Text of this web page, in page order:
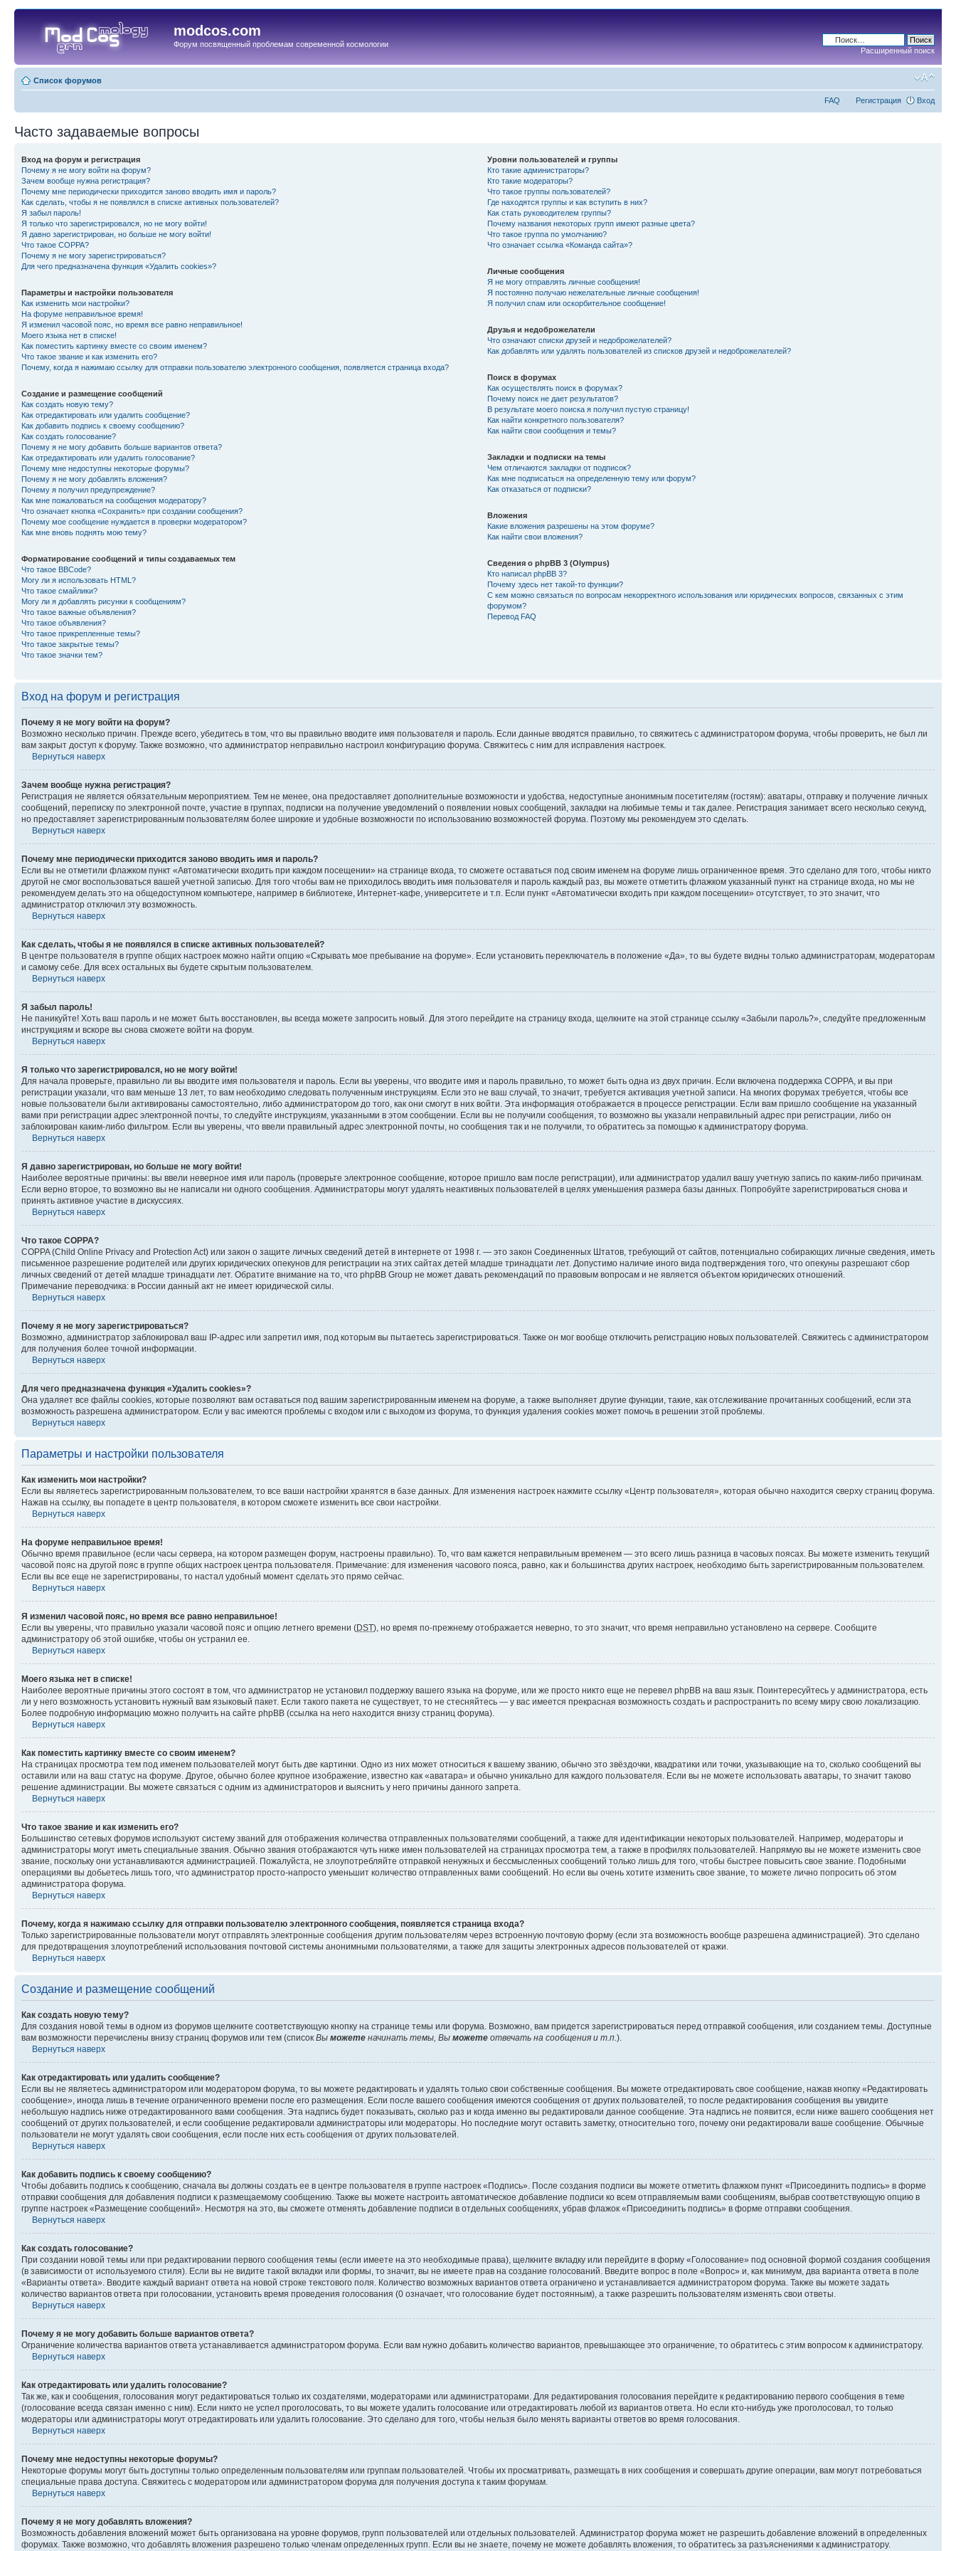
modcos.com
Форум посвященный проблемам современной космологии
Расширенный поиск
Список форумов
FAQ Регистрация Вход
Часто задаваемые вопросы
Вход на форум и регистрация
Почему я не могу войти на форум?
Зачем вообще нужна регистрация?
Почему мне периодически приходится заново вводить имя и пароль?
Как сделать, чтобы я не появлялся в списке активных пользователей?
Я забыл пароль!
Я только что зарегистрировался, но не могу войти!
Я давно зарегистрирован, но больше не могу войти!
Что такое COPPA?
Почему я не могу зарегистрироваться?
Для чего предназначена функция «Удалить cookies»?
Параметры и настройки пользователя
Как изменить мои настройки?
На форуме неправильное время!
Я изменил часовой пояс, но время все равно неправильное!
Моего языка нет в списке!
Как поместить картинку вместе со своим именем?
Что такое звание и как изменить его?
Почему, когда я нажимаю ссылку для отправки пользователю электронного сообщения, появляется страница входа?
Создание и размещение сообщений
Как создать новую тему?
Как отредактировать или удалить сообщение?
Как добавить подпись к своему сообщению?
Как создать голосование?
Почему я не могу добавить больше вариантов ответа?
Как отредактировать или удалить голосование?
Почему мне недоступны некоторые форумы?
Почему я не могу добавлять вложения?
Почему я получил предупреждение?
Как мне пожаловаться на сообщения модератору?
Что означает кнопка «Сохранить» при создании сообщения?
Почему мое сообщение нуждается в проверки модератором?
Как мне вновь поднять мою тему?
Форматирование сообщений и типы создаваемых тем
Что такое BBCode?
Могу ли я использовать HTML?
Что такое смайлики?
Могу ли я добавлять рисунки к сообщениям?
Что такое важные объявления?
Что такое объявления?
Что такое прикрепленные темы?
Что такое закрытые темы?
Что такое значки тем?
Уровни пользователей и группы
Кто такие администраторы?
Кто такие модераторы?
Что такое группы пользователей?
Где находятся группы и как вступить в них?
Как стать руководителем группы?
Почему названия некоторых групп имеют разные цвета?
Что такое группа по умолчанию?
Что означает ссылка «Команда сайта»?
Личные сообщения
Я не могу отправлять личные сообщения!
Я постоянно получаю нежелательные личные сообщения!
Я получил спам или оскорбительное сообщение!
Друзья и недоброжелатели
Что означают списки друзей и недоброжелателей?
Как добавлять или удалять пользователей из списков друзей и недоброжелателей?
Поиск в форумах
Как осуществлять поиск в форумах?
Почему поиск не дает результатов?
В результате моего поиска я получил пустую страницу!
Как найти конкретного пользователя?
Как найти свои сообщения и темы?
Закладки и подписки на темы
Чем отличаются закладки от подписок?
Как мне подписаться на определенную тему или форум?
Как отказаться от подписки?
Вложения
Какие вложения разрешены на этом форуме?
Как найти свои вложения?
Сведения о phpBB 3 (Olympus)
Кто написал phpBB 3?
Почему здесь нет такой-то функции?
С кем можно связаться по вопросам некорректного использования или юридических вопросов, связанных с этим
форумом?
Перевод FAQ
Вход на форум и регистрация
Почему я не могу войти на форум?
Возможно несколько причин. Прежде всего, убедитесь в том, что вы правильно вводите имя пользователя и пароль. Если данные вводятся правильно, то свяжитесь с администратором форума, чтобы проверить, не был ли
вам закрыт доступ к форуму. Также возможно, что администратор неправильно настроил конфигурацию форума. Свяжитесь с ним для исправления настроек.
Вернуться наверх
Зачем вообще нужна регистрация?
Регистрация не является обязательным мероприятием. Тем не менее, она предоставляет дополнительные возможности и удобства, недоступные анонимным посетителям (гостям): аватары, отправку и получение личных
сообщений, переписку по электронной почте, участие в группах, подписки на получение уведомлений о появлении новых сообщений, закладки на любимые темы и так далее. Регистрация занимает всего несколько секунд,
но предоставляет зарегистрированным пользователям более широкие и удобные возможности по использованию возможностей форума. Поэтому мы рекомендуем это сделать.
Вернуться наверх
Почему мне периодически приходится заново вводить имя и пароль?
Если вы не отметили флажком пункт «Автоматически входить при каждом посещении» на странице входа, то сможете оставаться под своим именем на форуме лишь ограниченное время. Это сделано для того, чтобы никто
другой не смог воспользоваться вашей учетной записью. Для того чтобы вам не приходилось вводить имя пользователя и пароль каждый раз, вы можете отметить флажком указанный пункт на странице входа, но мы не
рекомендуем делать это на общедоступном компьютере, например в библиотеке, Интернет-кафе, университете и т.п. Если пункт «Автоматически входить при каждом посещении» отсутствует, то это значит, что
администратор отключил эту возможность.
Вернуться наверх
Как сделать, чтобы я не появлялся в списке активных пользователей?
В центре пользователя в группе общих настроек можно найти опцию «Скрывать мое пребывание на форуме». Если установить переключатель в положение «Да», то вы будете видны только администраторам, модераторам
и самому себе. Для всех остальных вы будете скрытым пользователем.
Вернуться наверх
Я забыл пароль!
Не паникуйте! Хоть ваш пароль и не может быть восстановлен, вы всегда можете запросить новый. Для этого перейдите на страницу входа, щелкните на этой странице ссылку «Забыли пароль?», следуйте предложенным
инструкциям и вскоре вы снова сможете войти на форум.
Вернуться наверх
Я только что зарегистрировался, но не могу войти!
Для начала проверьте, правильно ли вы вводите имя пользователя и пароль. Если вы уверены, что вводите имя и пароль правильно, то может быть одна из двух причин. Если включена поддержка COPPA, и вы при
регистрации указали, что вам меньше 13 лет, то вам необходимо следовать полученным инструкциям. Если это не ваш случай, то значит, требуется активация учетной записи. На многих форумах требуется, чтобы все
новые пользователи были активированы самостоятельно, либо администратором до того, как они смогут в них войти. Эта информация отображается в процессе регистрации. Если вам пришло сообщение на указанный
вами при регистрации адрес электронной почты, то следуйте инструкциям, указанными в этом сообщении. Если вы не получили сообщения, то возможно вы указали неправильный адрес при регистрации, либо он
заблокирован каким-либо фильтром. Если вы уверены, что ввели правильный адрес электронной почты, но сообщения так и не получили, то обратитесь за помощью к администратору форума.
Вернуться наверх
Я давно зарегистрирован, но больше не могу войти!
Наиболее вероятные причины: вы ввели неверное имя или пароль (проверьте электронное сообщение, которое пришло вам после регистрации), или администратор удалил вашу учетную запись по каким-либо причинам.
Если верно второе, то возможно вы не написали ни одного сообщения. Администраторы могут удалять неактивных пользователей в целях уменьшения размера базы данных. Попробуйте зарегистрироваться снова и
принять активное участие в дискуссиях.
Вернуться наверх
Что такое COPPA?
COPPA (Child Online Privacy and Protection Act) или закон о защите личных сведений детей в интернете от 1998 г. — это закон Соединенных Штатов, требующий от сайтов, потенциально собирающих личные сведения, иметь
письменное разрешение родителей или других юридических опекунов для регистрации на этих сайтах детей младше тринадцати лет. Допустимо наличие иного вида подтверждения того, что опекуны разрешают сбор
личных сведений от детей младше тринадцати лет. Обратите внимание на то, что phpBB Group не может давать рекомендаций по правовым вопросам и не является объектом юридических отношений.
Примечание переводчика: в России данный акт не имеет юридической силы.
Вернуться наверх
Почему я не могу зарегистрироваться?
Возможно, администратор заблокировал ваш IP-адрес или запретил имя, под которым вы пытаетесь зарегистрироваться. Также он мог вообще отключить регистрацию новых пользователей. Свяжитесь с администратором
для получения более точной информации.
Вернуться наверх
Для чего предназначена функция «Удалить cookies»?
Она удаляет все файлы cookies, которые позволяют вам оставаться под вашим зарегистрированным именем на форуме, а также выполняет другие функции, такие, как отслеживание прочитанных сообщений, если эта
возможность разрешена администратором. Если у вас имеются проблемы с входом или с выходом из форума, то функция удаления cookies может помочь в решении этой проблемы.
Вернуться наверх
Параметры и настройки пользователя
Как изменить мои настройки?
Если вы являетесь зарегистрированным пользователем, то все ваши настройки хранятся в базе данных. Для изменения настроек нажмите ссылку «Центр пользователя», которая обычно находится сверху страниц форума.
Нажав на ссылку, вы попадете в центр пользователя, в котором сможете изменить все свои настройки.
Вернуться наверх
На форуме неправильное время!
Обычно время правильное (если часы сервера, на котором размещен форум, настроены правильно). То, что вам кажется неправильным временем — это всего лишь разница в часовых поясах. Вы можете изменить текущий
часовой пояс на другой пояс в группе общих настроек центра пользователя. Примечание: для изменения часового пояса, равно, как и большинства других настроек, необходимо быть зарегистрированным пользователем.
Если вы все еще не зарегистрированы, то настал удобный момент сделать это прямо сейчас.
Вернуться наверх
Я изменил часовой пояс, но время все равно неправильное!
Если вы уверены, что правильно указали часовой пояс и опцию летнего времени (DST), но время по-прежнему отображается неверно, то это значит, что время неправильно установлено на сервере. Сообщите
администратору об этой ошибке, чтобы он устранил ее.
Вернуться наверх
Моего языка нет в списке!
Наиболее вероятные причины этого состоят в том, что администратор не установил поддержку вашего языка на форуме, или же просто никто еще не перевел phpBB на ваш язык. Поинтересуйтесь у администратора, есть
ли у него возможность установить нужный вам языковый пакет. Если такого пакета не существует, то не стесняйтесь — у вас имеется прекрасная возможность создать и распространить по всему миру свою локализацию.
Более подробную информацию можно получить на сайте phpBB (ссылка на него находится внизу страниц форума).
Вернуться наверх
Как поместить картинку вместе со своим именем?
На страницах просмотра тем под именем пользователей могут быть две картинки. Одно из них может относиться к вашему званию, обычно это звёздочки, квадратики или точки, указывающие на то, сколько сообщений вы
оставили или на ваш статус на форуме. Другое, обычно более крупное изображение, известно как «аватара» и обычно уникально для каждого пользователя. Если вы не можете использовать аватары, то значит таково
решение администрации. Вы можете связаться с одним из администраторов и выяснить у него причины данного запрета.
Вернуться наверх
Что такое звание и как изменить его?
Большинство сетевых форумов используют систему званий для отображения количества отправленных пользователями сообщений, а также для идентификации некоторых пользователей. Например, модераторы и
администраторы могут иметь специальные звания. Обычно звания отображаются чуть ниже имен пользователей на страницах просмотра тем, а также в профилях пользователей. Напрямую вы не можете изменить свое
звание, поскольку они устанавливаются администрацией. Пожалуйста, не злоупотребляйте отправкой ненужных и бессмысленных сообщений только лишь для того, чтобы быстрее повысить свое звание. Подобными
операциями вы добьетесь лишь того, что администратор просто-напросто уменьшит количество отправленных вами сообщений. Но если вы очень хотите изменить свое звание, то можете лично попросить об этом
администратора форума.
Вернуться наверх
Почему, когда я нажимаю ссылку для отправки пользователю электронного сообщения, появляется страница входа?
Только зарегистрированные пользователи могут отправлять электронные сообщения другим пользователям через встроенную почтовую форму (если эта возможность вообще разрешена администрацией). Это сделано
для предотвращения злоупотреблений использования почтовой системы анонимными пользователями, а также для защиты электронных адресов пользователей от кражи.
Вернуться наверх
Создание и размещение сообщений
Как создать новую тему?
Для создания новой темы в одном из форумов щелкните соответствующую кнопку на странице темы или форума. Возможно, вам придется зарегистрироваться перед отправкой сообщения, или созданием темы. Доступные
вам возможности перечислены внизу страниц форумов или тем (список Вы можете начинать темы, Вы можете отвечать на сообщения и т.п. ).
Вернуться наверх
Как отредактировать или удалить сообщение?
Если вы не являетесь администратором или модератором форума, то вы можете редактировать и удалять только свои собственные сообщения. Вы можете отредактировать свое сообщение, нажав кнопку «Редактировать
сообщение», иногда лишь в течение ограниченного времени после его размещения. Если после вашего сообщения имеются сообщения от других пользователей, то после редактирования сообщения вы увидите
небольшую надпись ниже отредактированного вами сообщения. Эта надпись будет показывать, сколько раз и когда именно вы редактировали данное сообщение. Эта надпись не появится, если ниже вашего сообщения нет
сообщений от других пользователей, и если сообщение редактировали администраторы или модераторы. Но последние могут оставить заметку, относительно того, почему они редактировали ваше сообщение. Обычные
пользователи не могут удалять свои сообщения, если после них есть сообщения от других пользователей.
Вернуться наверх
Как добавить подпись к своему сообщению?
Чтобы добавить подпись к сообщению, сначала вы должны создать ее в центре пользователя в группе настроек «Подпись». После создания подписи вы можете отметить флажком пункт «Присоединить подпись» в форме
отправки сообщения для добавления подписи к размещаемому сообщению. Также вы можете настроить автоматическое добавление подписи ко всем отправляемым вами сообщениям, выбрав соответствующую опцию в
группе настроек «Размещение сообщений». Несмотря на это, вы сможете отменять добавление подписи в отдельных сообщениях, убрав флажок «Присоединить подпись» в форме отправки сообщения.
Вернуться наверх
Как создать голосование?
При создании новой темы или при редактировании первого сообщения темы (если имеете на это необходимые права), щелкните вкладку или перейдите в форму «Голосование» под основной формой создания сообщения
(в зависимости от используемого стиля). Если вы не видите такой вкладки или формы, то значит, вы не имеете прав на создание голосований. Введите вопрос в поле «Вопрос» и, как минимум, два варианта ответа в поле
«Варианты ответа». Вводите каждый вариант ответа на новой строке текстового поля. Количество возможных вариантов ответа ограничено и устанавливается администратором форума. Также вы можете задать
количество вариантов ответа при голосовании, установить время проведения голосования (0 означает, что голосование будет постоянным), а также разрешить пользователям изменять свои ответы.
Вернуться наверх
Почему я не могу добавить больше вариантов ответа?
Ограничение количества вариантов ответа устанавливается администратором форума. Если вам нужно добавить количество вариантов, превышающее это ограничение, то обратитесь с этим вопросом к администратору.
Вернуться наверх
Как отредактировать или удалить голосование?
Так же, как и сообщения, голосования могут редактироваться только их создателями, модераторами или администраторами. Для редактирования голосования перейдите к редактированию первого сообщения в теме
(голосование всегда связан именно с ним). Если никто не успел проголосовать, то вы можете удалить голосование или отредактировать любой из вариантов ответа. Но если кто-нибудь уже проголосовал, то только
модераторы или администраторы могут отредактировать или удалить голосование. Это сделано для того, чтобы нельзя было менять варианты ответов во время голосования.
Вернуться наверх
Почему мне недоступны некоторые форумы?
Некоторые форумы могут быть доступны только определенным пользователям или группам пользователей. Чтобы их просматривать, размещать в них сообщения и совершать другие операции, вам могут потребоваться
специальные права доступа. Свяжитесь с модератором или администратором форума для получения доступа к таким форумам.
Вернуться наверх
Почему я не могу добавлять вложения?
Возможность добавления вложений может быть организована на уровне форумов, групп пользователей или отдельных пользователей. Администратор форума может не разрешить добавление вложений в определенных
форумах. Также возможно, что добавлять вложения разрешено только членам определенных групп. Если вы не знаете, почему не можете добавлять вложения, то обратитесь за разъяснениями к администратору.